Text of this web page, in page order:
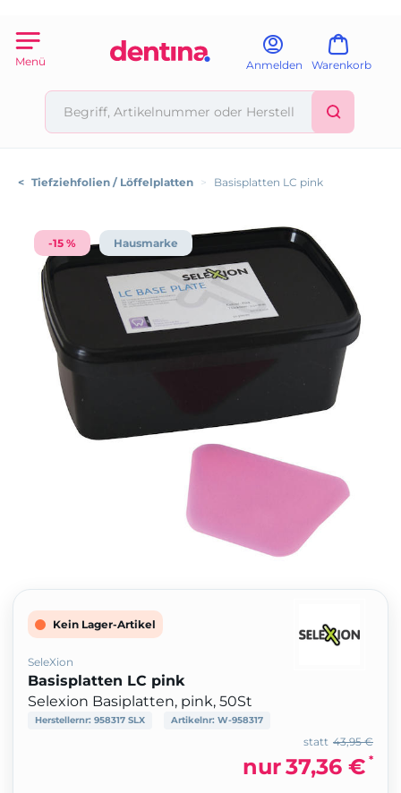
Menü Anmelden Warenkorb
< Tiefziehfolien / Löffelplatten > Basisplatten LC pink
-15 % Hausmarke
Kein Lager-Artikel
SeleXion
Basisplatten LC pink
Selexion Basiplatten, pink, 50St
Herstellernr: 958317 SLX Artikelnr: W-958317
43,95 €
statt
nur37,36 € *